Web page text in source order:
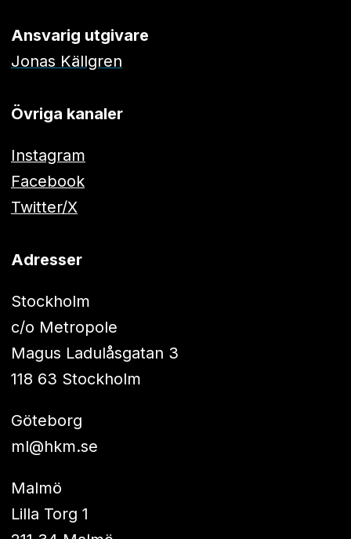
Ansvarig utgivare
Jonas Källgren
Övriga kanaler
Instagram
Facebook
Twitter/X
Adresser
Stockholm
c/o Metropole
Magus Ladulåsgatan 3
118 63 Stockholm
Göteborg
ml@hkm.se
Malmö
Lilla Torg 1